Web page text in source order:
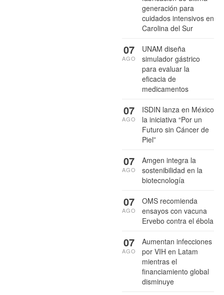
generación para
cuidados intensivos en
Carolina del Sur
UNAM diseña
simulador gástrico
para evaluar la
eficacia de
medicamentos
07
AGO
ISDIN lanza en México
la iniciativa “Por un
Futuro sin Cáncer de
Piel”
07
AGO
Amgen integra la
sostenibilidad en la
biotecnología
07
AGO
OMS recomienda
ensayos con vacuna
Ervebo contra el ébola
07
AGO
Aumentan infecciones
por VIH en Latam
mientras el
financiamiento global
disminuye
07
AGO